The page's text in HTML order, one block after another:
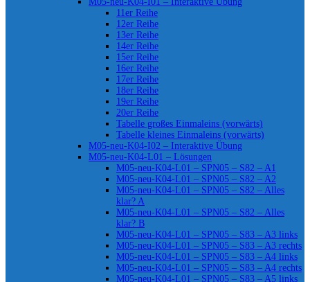
11er Reihe
12er Reihe
13er Reihe
14er Reihe
15er Reihe
16er Reihe
17er Reihe
18er Reihe
19er Reihe
20er Reihe
Tabelle großes Einmaleins (vorwärts)
Tabelle kleines Einmaleins (vorwärts)
M05-neu-K04-I02 – Interaktive Übung
M05-neu-K04-L01 – Lösungen
M05-neu-K04-L01 – SPN05 – S82 – A1
M05-neu-K04-L01 – SPN05 – S82 – A2
M05-neu-K04-L01 – SPN05 – S82 – Alles
klar? A
M05-neu-K04-L01 – SPN05 – S82 – Alles
klar? B
M05-neu-K04-L01 – SPN05 – S83 – A3 links
M05-neu-K04-L01 – SPN05 – S83 – A3 rechts
M05-neu-K04-L01 – SPN05 – S83 – A4 links
M05-neu-K04-L01 – SPN05 – S83 – A4 rechts
M05-neu-K04-L01 – SPN05 – S83 – A5 links